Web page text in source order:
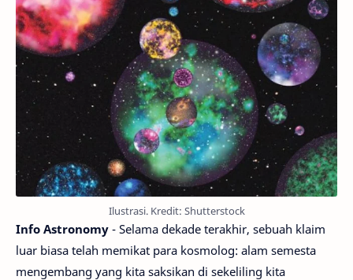
Ilustrasi. Kredit: Shutterstock
Info Astronomy - Selama dekade terakhir, sebuah klaim
luar biasa telah memikat para kosmolog: alam semesta
mengembang yang kita saksikan di sekeliling kita